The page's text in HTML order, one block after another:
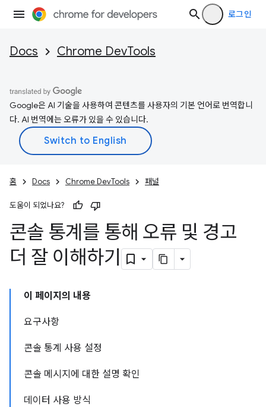
로그인
Docs Chrome DevTools
Google은 AI 기술을 사용하여 콘텐츠를 사용자의 기본 언어로 번역합니
다. AI 번역에는 오류가 있을 수 있습니다.
홈 Docs Chrome DevTools 패널
도움이 되었나요?
콘솔 통계를 통해 오류 및 경고
더 잘 이해하기
이 페이지의 내용
요구사항
콘솔 통계 사용 설정
콘솔 메시지에 대한 설명 확인
데이터 사용 방식